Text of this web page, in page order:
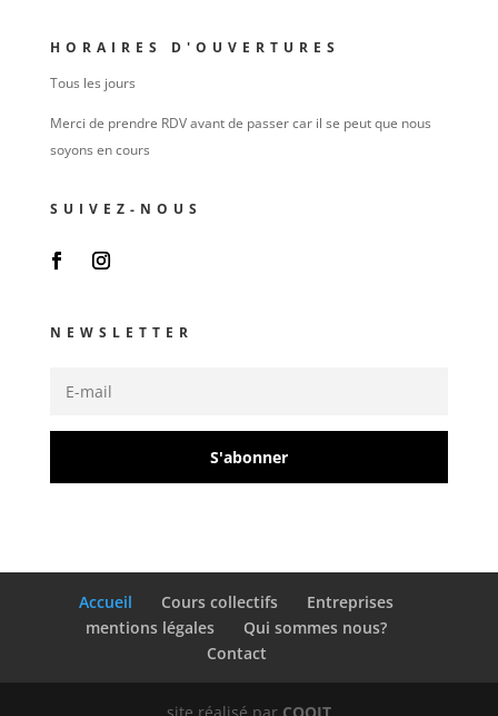
HORAIRES D'OUVERTURES
Tous les jours
Merci de prendre RDV avant de passer car il se peut que nous
soyons en cours
SUIVEZ-NOUS
NEWSLETTER
S'abonner
Accueil Cours collectifs
Entreprises
mentions légales
Qui sommes nous?
Contact